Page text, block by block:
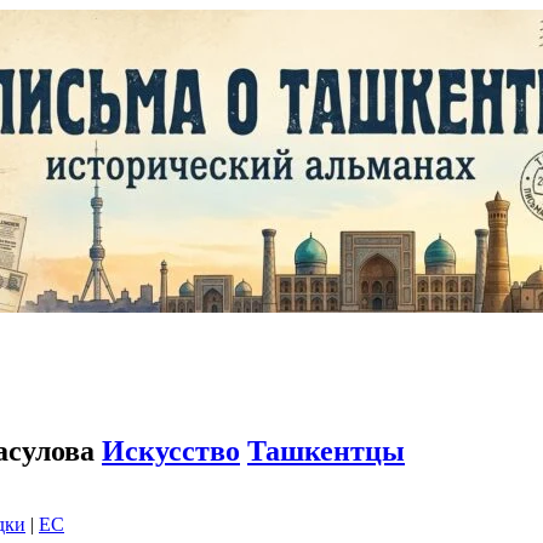
Искусство Ташкентцы
| EC